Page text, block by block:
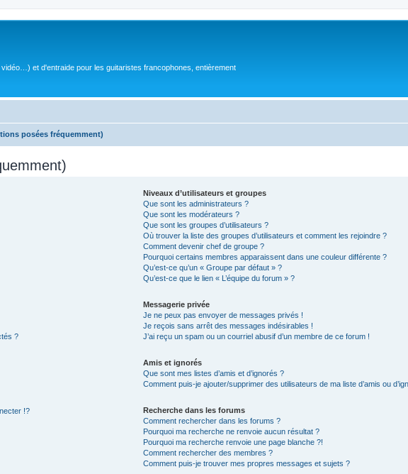
et d'entraide pour les guitaristes francophones, entièrement
posées fréquemment)
?
!?
Niveaux d’utilisateurs et groupes
Que sont les administrateurs ?
Que sont les modérateurs ?
Que sont les groupes d’utilisateurs ?
Où trouver la liste des groupes d’utilisateurs et comment les rejoindre ?
Comment devenir chef de groupe ?
Pourquoi certains membres apparaissent dans une couleur différente ?
Qu’est-ce qu’un « Groupe par défaut » ?
Qu’est-ce que le lien « L’équipe du forum » ?
Messagerie privée
Je ne peux pas envoyer de messages privés !
Je reçois sans arrêt des messages indésirables !
J’ai reçu un spam ou un courriel abusif d’un membre de ce forum !
Amis et ignorés
Que sont mes listes d’amis et d’ignorés ?
Comment puis-je ajouter/supprimer des utilisateurs de ma liste d’amis ou
Recherche dans les forums
Comment rechercher dans les forums ?
Pourquoi ma recherche ne renvoie aucun résultat ?
Pourquoi ma recherche renvoie une page blanche ?!
Comment rechercher des membres ?
Comment puis-je trouver mes propres messages et sujets ?